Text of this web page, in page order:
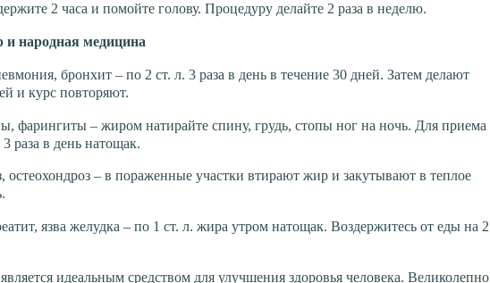
2 часа и помойте голову. Процедуру делайте 2 раза в неделю.
народная медицина
бронхит – по 2 ст. л. 3 раза в день в течение 30 дней. Затем делают
и курс повторяют.
фарингиты – жиром натирайте спину, грудь, стопы ног на ночь. Для приема
раза в день натощак.
остеохондроз – в пораженные участки втирают жир и закутывают в теплое
язва желудка – по 1 ст. л. жира утром натощак. Воздержитесь от еды на 2
идеальным средством для улучшения здоровья человека. Великолепно